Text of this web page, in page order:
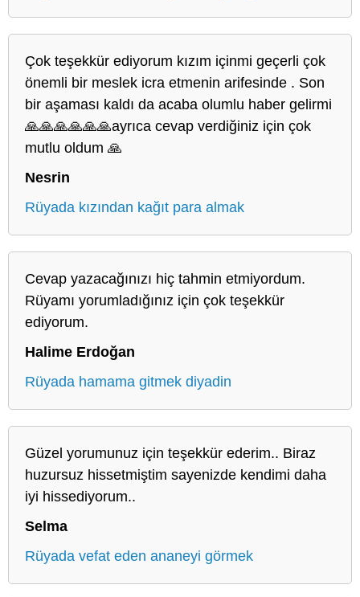
Çok teşekkür ediyorum kızım içinmi geçerli çok
önemli bir meslek icra etmenin arifesinde . Son
bir aşaması kaldı da acaba olumlu haber gelirmi
🙏🙏🙏🙏🙏🙏ayrıca cevap verdiğiniz için çok
mutlu oldum 🙏
Nesrin
Rüyada kızından kağıt para almak
Cevap yazacağınızı hiç tahmin etmiyordum.
Rüyamı yorumladığınız için çok teşekkür
ediyorum.
Halime Erdoğan
Rüyada hamama gitmek diyadin
Güzel yorumunuz için teşekkür ederim.. Biraz
huzursuz hissetmiştim sayenizde kendimi daha
iyi hissediyorum..
Selma
Rüyada vefat eden ananeyi görmek